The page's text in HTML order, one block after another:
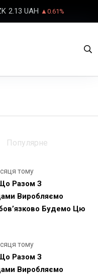
2.13 UAH ▲0.61%
Популярне
тому
Разом З
Виробляємо
Будемо Цю
тому
Разом З
Виробляємо